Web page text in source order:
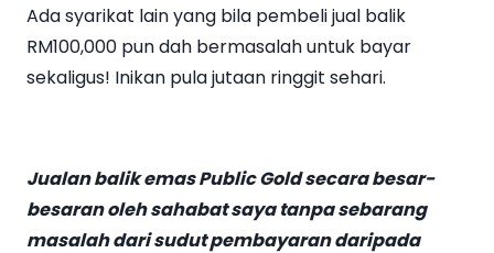
Ada syarikat lain yang bila pembeli jual balik
RM100,000 pun dah bermasalah untuk bayar
sekaligus! Inikan pula jutaan ringgit sehari.
Jualan balik emas Public Gold secara besar-
besaran oleh sahabat saya tanpa sebarang
masalah dari sudut pembayaran daripada